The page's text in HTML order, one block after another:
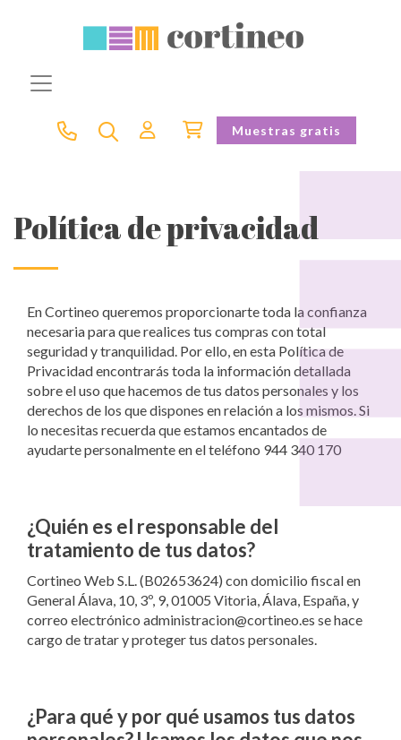
Muestras gratis
Política de privacidad
En Cortineo queremos proporcionarte toda la confianza
necesaria para que realices tus compras con total
seguridad y tranquilidad. Por ello, en esta Política de
Privacidad encontrarás toda la información detallada
sobre el uso que hacemos de tus datos personales y los
derechos de los que dispones en relación a los mismos. Si
lo necesitas recuerda que estamos encantados de
ayudarte personalmente en el teléfono 944 340 170
¿Quién es el responsable del
tratamiento de tus datos?
Cortineo Web S.L. (B02653624) con domicilio fiscal en
General Álava, 10, 3º, 9, 01005 Vitoria, Álava, España, y
correo electrónico administracion@cortineo.es se hace
cargo de tratar y proteger tus datos personales.
¿Para qué y por qué usamos tus datos